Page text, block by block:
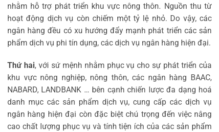
nhằm hỗ trợ phát triển khu vực nông thôn. Nguồn thu từ
hoạt động dịch vụ còn chiếm một tỷ lệ nhỏ. Do vậy, các
ngân hàng đều có xu hướng đẩy mạnh phát triển các sản
phẩm dịch vụ phi tín dụng, các dịch vụ ngân hàng hiện đại.
Thứ hai, với sứ mệnh nhằm phục vụ cho sự phát triển của
khu vực nông nghiệp, nông thôn, các ngân hàng BAAC,
NABARD, LANDBANK … bên cạnh chiến lược đa dạng hoá
danh mục các sản phẩm dịch vụ, cung cấp các dịch vụ
ngân hàng hiện đại còn đặc biệt chú trọng đến việc nâng
cao chất lượng phục vụ và tính tiện ích của các sản phẩm